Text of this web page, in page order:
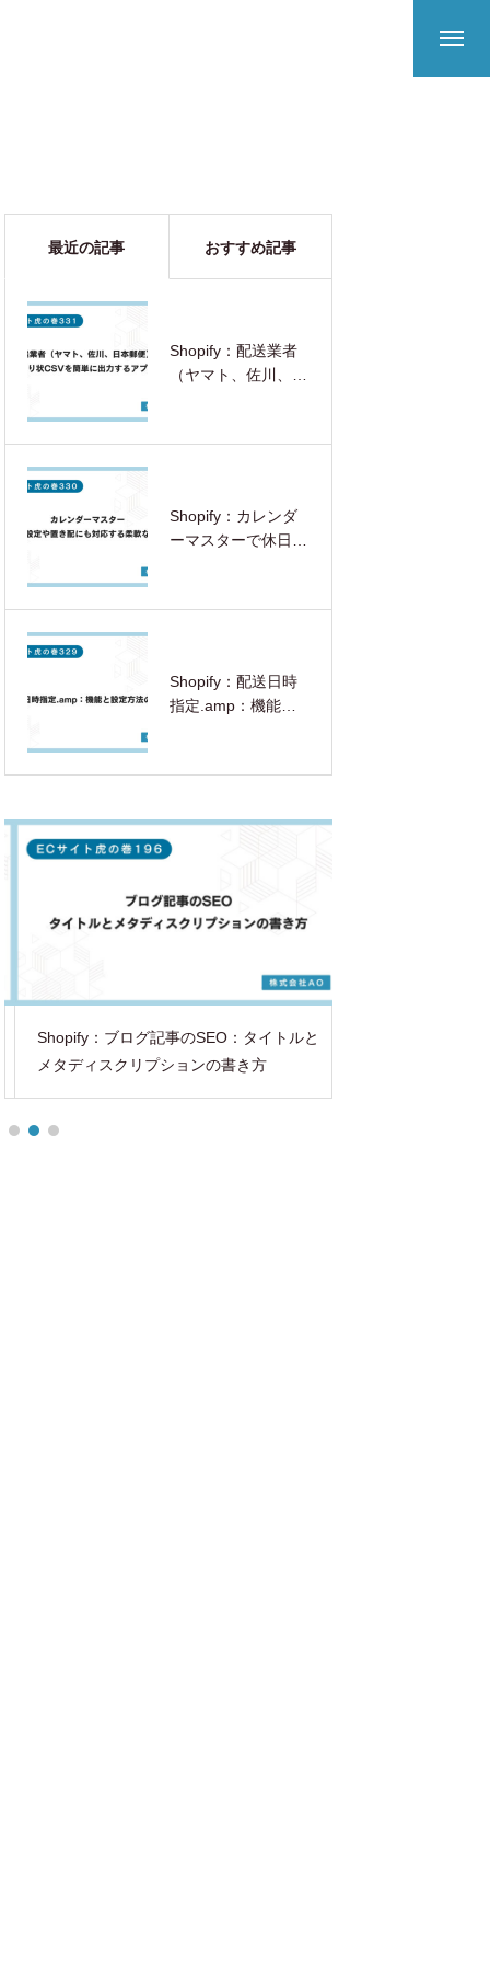
最近の記事 おすすめ記事
Shopify：配送業者
（ヤマト、佐川、日
るアプリ完全ガイド
Shopify：カレンダ
ーマスターで休日設
指定を実現する方法
Shopify：配送日時
指定.amp：機能と
Shopify：ブログ記事のSEO：タイトルと
メタディスクリプションの書き方